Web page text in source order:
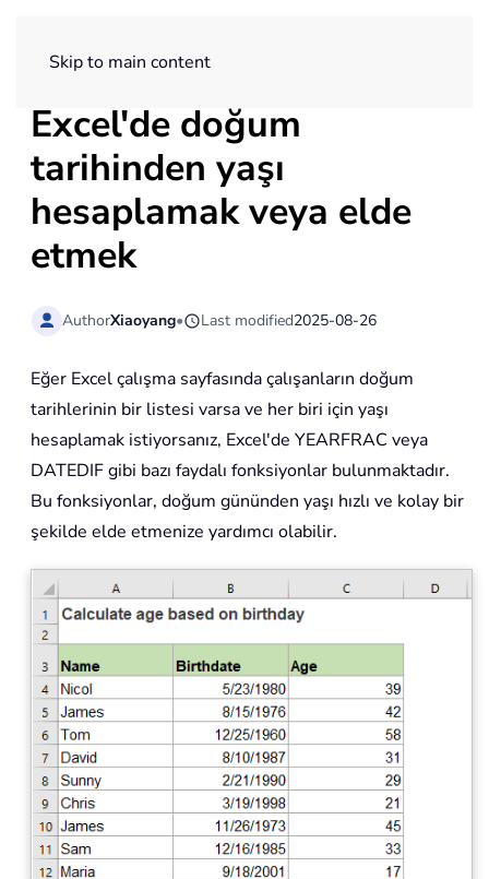
Skip to main content
Excel'de doğum
tarihinden yaşı
hesaplamak veya elde
etmek
AuthorXiaoyang• Last modified2025-08-26
Eğer Excel çalışma sayfasında çalışanların doğum
tarihlerinin bir listesi varsa ve her biri için yaşı
hesaplamak istiyorsanız, Excel'de YEARFRAC veya
DATEDIF gibi bazı faydalı fonksiyonlar bulunmaktadır.
Bu fonksiyonlar, doğum gününden yaşı hızlı ve kolay bir
şekilde elde etmenize yardımcı olabilir.